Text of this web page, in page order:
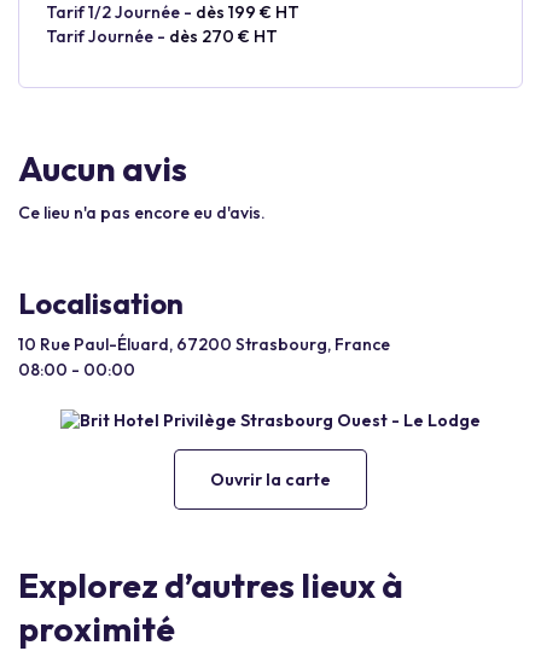
Tarif 1/2 Journée - dès 199 € HT
Tarif Journée - dès 270 € HT
Aucun avis
Ce lieu n'a pas encore eu d'avis.
Localisation
10 Rue Paul-Éluard, 67200 Strasbourg, France
08:00 - 00:00
Ouvrir la carte
Explorez d’autres lieux à
proximité